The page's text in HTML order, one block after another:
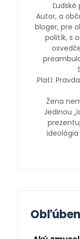
Ľudské
Autor, a
bloger, pre
politík, s
Platí:
Žena
Jedinou